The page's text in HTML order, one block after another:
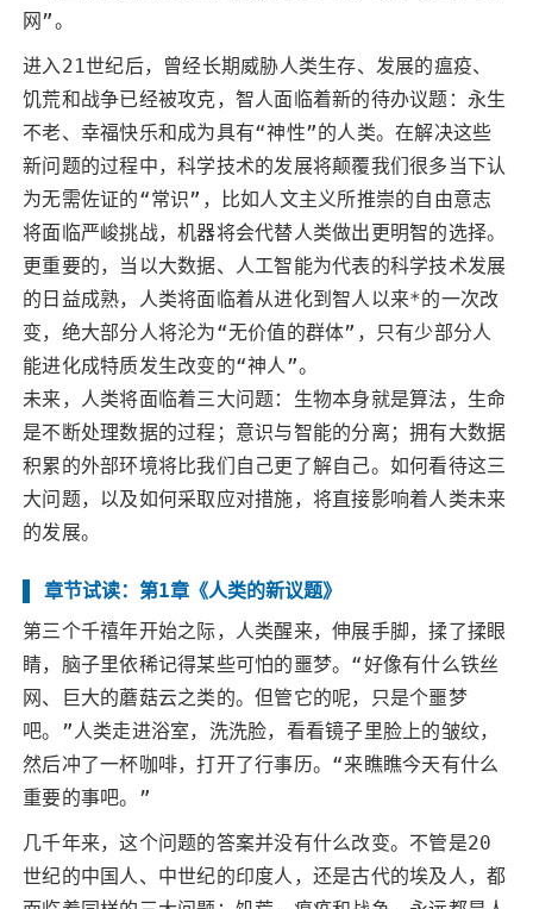
网”。
进入21世纪后，曾经长期威胁人类生存、发展的瘟疫、
饥荒和战争已经被攻克，智人面临着新的待办议题：永生
不老、幸福快乐和成为具有“神性”的人类。在解决这些
新问题的过程中，科学技术的发展将颠覆我们很多当下认
为无需佐证的“常识”，比如人文主义所推崇的自由意志
将面临严峻挑战，机器将会代替人类做出更明智的选择。
更重要的，当以大数据、人工智能为代表的科学技术发展
的日益成熟，人类将面临着从进化到智人以来*的一次改
变，绝大部分人将沦为“无价值的群体”，只有少部分人
能进化成特质发生改变的“神人”。
未来，人类将面临着三大问题：生物本身就是算法，生命
是不断处理数据的过程；意识与智能的分离；拥有大数据
积累的外部环境将比我们自己更了解自己。如何看待这三
大问题，以及如何采取应对措施，将直接影响着人类未来
的发展。
章节试读：第1章《人类的新议题》
第三个千禧年开始之际，人类醒来，伸展手脚，揉了揉眼
睛，脑子里依稀记得某些可怕的噩梦。“好像有什么铁丝
网、巨大的蘑菇云之类的。但管它的呢，只是个噩梦
吧。”人类走进浴室，洗洗脸，看看镜子里脸上的皱纹，
然后冲了一杯咖啡，打开了行事历。“来瞧瞧今天有什么
重要的事吧。”
几千年来，这个问题的答案并没有什么改变。不管是20
世纪的中国人、中世纪的印度人，还是古代的埃及人，都